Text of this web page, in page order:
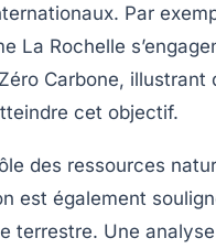
Par
La Rochelle
Carbone, illustrant
cet objectif.
des ressources
est également
terrestre. Une analyse